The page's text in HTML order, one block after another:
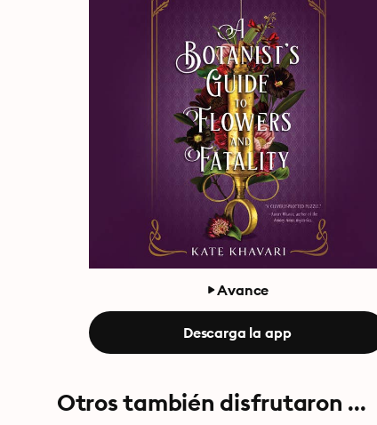
Avance
Descarga la app
Otros también disfrutaron ...